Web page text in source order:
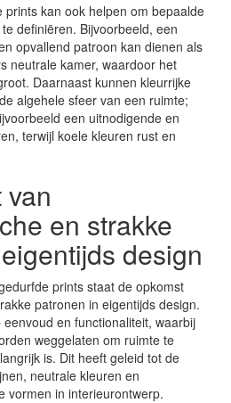
prints kan ook helpen om bepaalde
definiëren. Bijvoorbeeld, een
opvallend patroon kan dienen als
neutrale kamer, waardoor het
Daarnaast kunnen kleurrijke
algehele sfeer van een ruimte;
een uitnodigende en
terwijl koele kleuren rust en
en strakke
design
prints staat de opkomst
patronen in eigentijds design.
en functionaliteit, waarbij
weggelaten om ruimte te
is. Dit heeft geleid tot de
neutrale kleuren en
vormen in interieurontwerp.